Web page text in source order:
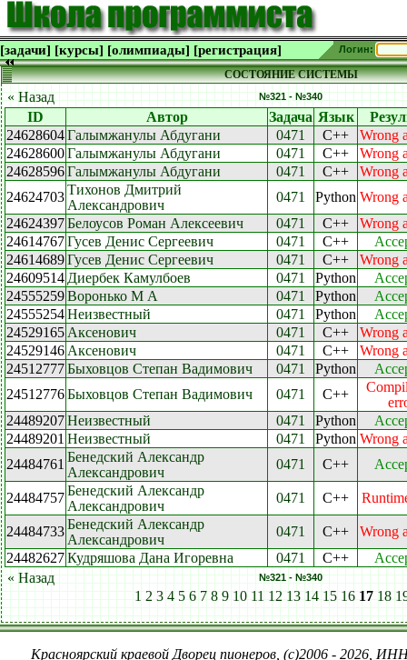
[задачи] [курсы] [олимпиады] [регистрация] Логин:
СОСТОЯНИЕ СИСТЕМЫ
« Назад №321 - №340
ID Автор Задача Язык
24628604Галымжанулы Абдугани 0471 C++
Wrong
24628600Галымжанулы Абдугани 0471 C++
Wrong
24628596Галымжанулы Абдугани 0471 C++
Wrong
24624703Тихонов Дмитрий
Александрович
0471 Python Wrong
24624397Белоусов Роман Алексеевич 0471 C++
Wrong
24614767Гусев Денис Сергеевич 0471 C++
24614689Гусев Денис Сергеевич 0471 C++
Wrong
24609514 Диербек Камулбоев 0471 Python
24555259Воронько М А 0471 Python
24555254Неизвестный 0471 Python
24529165 Аксенович 0471 C++
Wrong
24529146 Аксенович 0471 C++
Wrong
24512777Быховцов Степан Вадимович 0471 Python
24512776Быховцов Степан Вадимович 0471 C++
24489207Неизвестный 0471 Python
24489201 Неизвестный 0471 Python Wrong
24484761 Бенедский Александр
Александрович
0471 C++
24484757Бенедский Александр
Александрович
0471 C++
24484733Бенедский Александр
Александрович
0471 C++
Wrong
24482627Кудряшова Дана Игоревна 0471 C++
« Назад
№321 - №340
1 2 3 4 5 6 7 8 9 10 11 12 13 14 15 16 17 18
Красноярский краевой Дворец пионеров, (c)2006 - 2026,